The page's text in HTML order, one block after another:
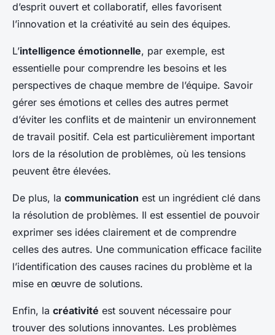
d’esprit ouvert et collaboratif, elles favorisent
l’innovation et la créativité au sein des équipes.
L’intelligence émotionnelle, par exemple, est
essentielle pour comprendre les besoins et les
perspectives de chaque membre de l’équipe. Savoir
gérer ses émotions et celles des autres permet
d’éviter les conflits et de maintenir un environnement
de travail positif. Cela est particulièrement important
lors de la résolution de problèmes, où les tensions
peuvent être élevées.
De plus, la communication est un ingrédient clé dans
la résolution de problèmes. Il est essentiel de pouvoir
exprimer ses idées clairement et de comprendre
celles des autres. Une communication efficace facilite
l’identification des causes racines du problème et la
mise en œuvre de solutions.
Enfin, la créativité est souvent nécessaire pour
trouver des solutions innovantes. Les problèmes